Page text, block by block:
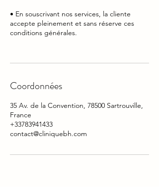
• En souscrivant nos services, la cliente
accepte pleinement et sans réserve ces
conditions générales.
Coordonnées
35 Av. de la Convention, 78500 Sartrouville,
France
+33783941433
contact@cliniquebh.com